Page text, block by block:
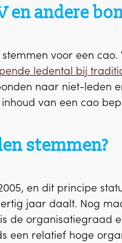
en andere
voor een cao.
ledental bij
naar niet-leden
van een cao
stemmen?
en dit principe
jaar daalt. Nog
de organisatiegraad
een relatief hoge